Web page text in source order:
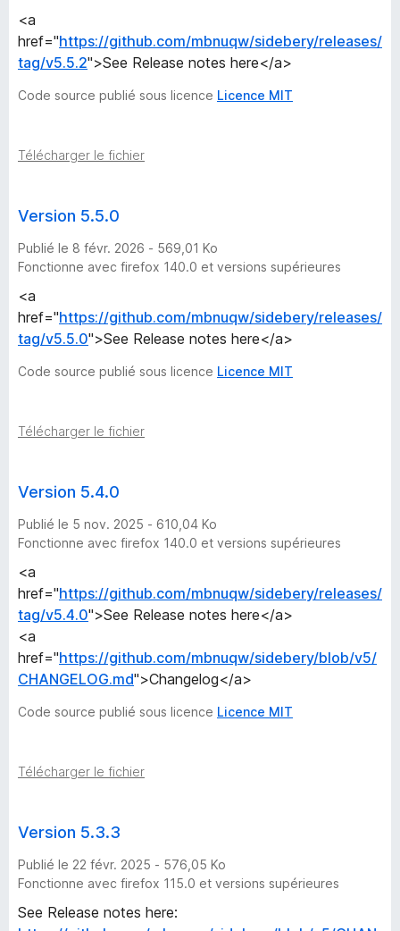
8
v
r
s
i
o
s
<a
href="https://github.com/mbnuqw/sidebery/releases/
tag/v5.5.2">See Release notes here</a>
Code source publié sous licence Licence MIT
Télécharger le fichier
Version 5.5.0
Publié le 8 févr. 2026 - 569,01 Ko
Fonctionne avec firefox 140.0 et versions supérieures
<a
href="https://github.com/mbnuqw/sidebery/releases/
tag/v5.5.0">See Release notes here</a>
Code source publié sous licence Licence MIT
Télécharger le fichier
Version 5.4.0
Publié le 5 nov. 2025 - 610,04 Ko
Fonctionne avec firefox 140.0 et versions supérieures
<a
href="https://github.com/mbnuqw/sidebery/releases/
tag/v5.4.0">See Release notes here</a>
<a
href="https://github.com/mbnuqw/sidebery/blob/v5/
CHANGELOG.md">Changelog</a>
Code source publié sous licence Licence MIT
Télécharger le fichier
Version 5.3.3
Publié le 22 févr. 2025 - 576,05 Ko
Fonctionne avec firefox 115.0 et versions supérieures
See Release notes here: